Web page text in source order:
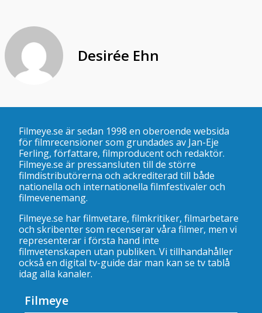
Desirée Ehn
Filmeye.se är sedan 1998 en oberoende websida
för filmrecensioner som grundades av Jan-Eje
Ferling, författare, filmproducent och redaktör.
Filmeye.se är pressansluten till de större
filmdistributörerna och ackrediterad till både
nationella och internationella filmfestivaler och
filmevenemang.
Filmeye.se har filmvetare, filmkritiker, filmarbetare
och skribenter som recenserar våra filmer, men vi
representerar i första hand inte
filmvetenskapen utan publiken. Vi tillhandahåller
också en digital tv-guide där man kan se tv tablå
idag alla kanaler.
Filmeye